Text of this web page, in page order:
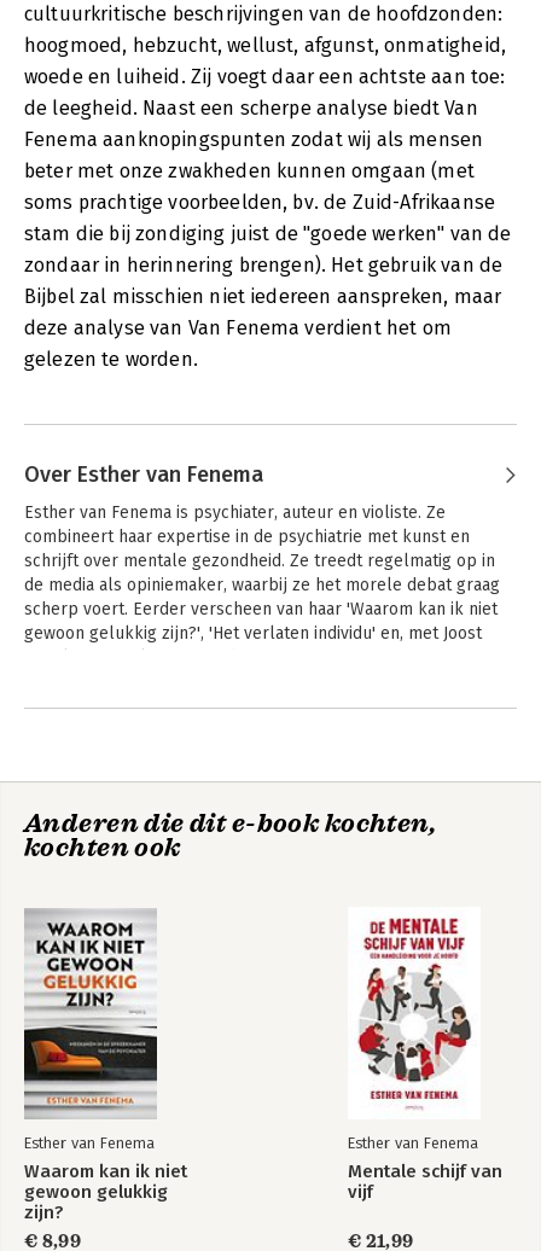
cultuurkritische beschrijvingen van de hoofdzonden:
hoogmoed, hebzucht, wellust, afgunst, onmatigheid,
woede en luiheid. Zij voegt daar een achtste aan toe:
de leegheid. Naast een scherpe analyse biedt Van
Fenema aanknopingspunten zodat wij als mensen
beter met onze zwakheden kunnen omgaan (met
soms prachtige voorbeelden, bv. de Zuid-Afrikaanse
stam die bij zondiging juist de "goede werken" van de
zondaar in herinnering brengen). Het gebruik van de
Bijbel zal misschien niet iedereen aanspreken, maar
deze analyse van Van Fenema verdient het om
gelezen te worden.
Over Esther van Fenema
Esther van Fenema is psychiater, auteur en violiste. Ze
combineert haar expertise in de psychiatrie met kunst en
schrijft over mentale gezondheid. Ze treedt regelmatig op in
de media als opiniemaker, waarbij ze het morele debat graag
scherp voert. Eerder verscheen van haar 'Waarom kan ik niet
gewoon gelukkig zijn?', 'Het verlaten individu' en, met Joost
Andere boeken door Esther van
Groter dan ik
Mentale schijf van
vijf
Anderen die dit e-book kochten,
kochten ook
Esther van Fenema
Waarom kan ik niet
gewoon gelukkig
zijn?
€ 8,99
Esther van Fenema
Mentale schijf van
vijf
€ 21,99